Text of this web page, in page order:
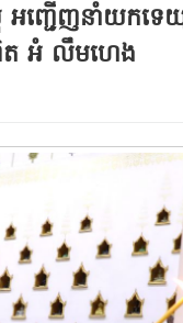
ជើញនាំយកទេយ្យ
ឌិត អំ លឹមហេង